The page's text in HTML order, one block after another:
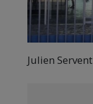
Julien Servent